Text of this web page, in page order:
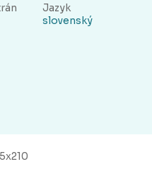
Jazyk
slovenský